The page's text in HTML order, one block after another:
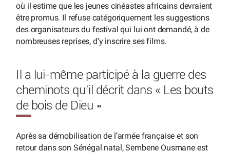
où il estime que les jeunes cinéastes africains devraient
être promus. Il refuse catégoriquement les suggestions
des organisateurs du festival qui lui ont demandé, à de
nombreuses reprises, d’y inscrire ses films.
Il a lui-même participé à la guerre des
cheminots qu’il décrit dans « Les bouts
de bois de Dieu »
Après sa démobilisation de l’armée française et son
retour dans son Sénégal natal, Sembene Ousmane est